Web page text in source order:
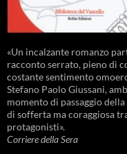
«Un incalzante romanzo
racconto serrato, pieno di
costante sentimento
Stefano Paolo Giussani,
momento di passaggio
di sofferta ma coraggiosa
protagonisti».
Corriere della Sera